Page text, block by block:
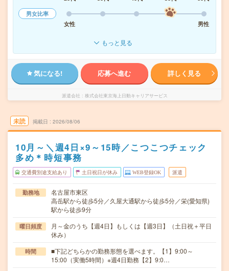
男女比率
女性
男性
もっと見る
気になる! 応募へ進む 詳しく見る
派遣会社 株式会社東京海上日動キャリアサービス
未読 掲載日 2026/08/06
10月～＼週4日×9～15時／こつこつチェック
多め＊時短事務
交通費別途支給あり 土日祝日が休み WEB登録OK 派遣
勤務地
名古屋市東区
高岳駅から徒歩5分／久屋大通駅から徒歩5分／栄(愛知県)
駅から徒歩9分
曜日頻度
月～金のうち【週4日】もしくは【週3日】（土日祝＋平日
休み）
時間
■下記どちらかの勤務形態を選べます。【1】9:00～
15:00（実働5時間）※週4日勤務【2】9:0…